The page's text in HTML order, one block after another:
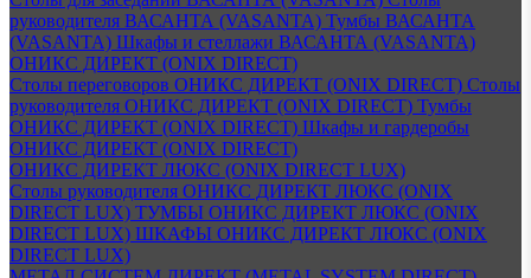
руководителя ВАСАНТА (VASANTA) Тумбы ВАСАНТА
(VASANTA) Шкафы и стеллажи ВАСАНТА (VASANTA)
ОНИКС ДИРЕКТ (ONIX DIRECT)
Столы переговоров ОНИКС ДИРЕКТ (ONIX DIRECT) Столы
руководителя ОНИКС ДИРЕКТ (ONIX DIRECT) Тумбы
ОНИКС ДИРЕКТ (ONIX DIRECT) Шкафы и гардеробы
ОНИКС ДИРЕКТ (ONIX DIRECT)
ОНИКС ДИРЕКТ ЛЮКС (ONIX DIRECT LUX)
Столы руководителя ОНИКС ДИРЕКТ ЛЮКС (ONIX
DIRECT LUX) ТУМБЫ ОНИКС ДИРЕКТ ЛЮКС (ONIX
DIRECT LUX) ШКАФЫ ОНИКС ДИРЕКТ ЛЮКС (ONIX
DIRECT LUX)